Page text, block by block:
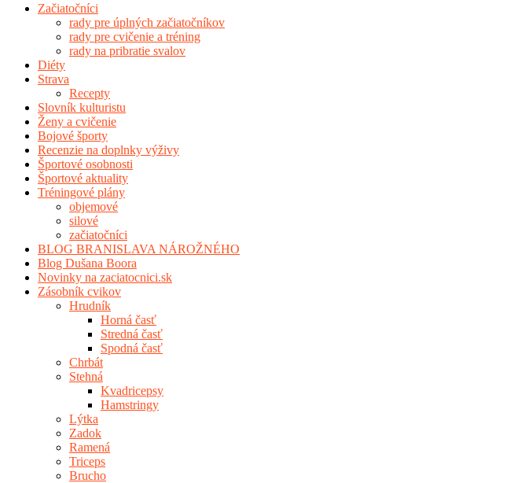
Začiatočníci
rady pre úplných začiatočníkov
rady pre cvičenie a tréning
rady na pribratie svalov
Diéty
Strava
Recepty
Slovník kulturistu
Ženy a cvičenie
Bojové športy
Recenzie na doplnky výživy
Športové osobnosti
Športové aktuality
Tréningové plány
objemové
silové
začiatočníci
BLOG BRANISLAVA NÁROŽNÉHO
Blog Dušana Boora
Novinky na zaciatocnici.sk
Zásobník cvikov
Hrudník
Horná časť
Stredná časť
Spodná časť
Chrbát
Stehná
Kvadricepsy
Hamstringy
Lýtka
Zadok
Ramená
Triceps
Brucho